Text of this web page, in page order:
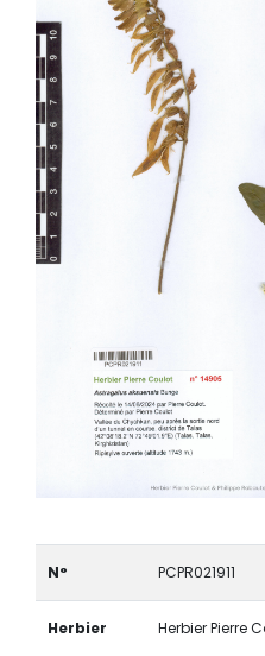
N° PCPR021911
Herbier Herbier Pierre